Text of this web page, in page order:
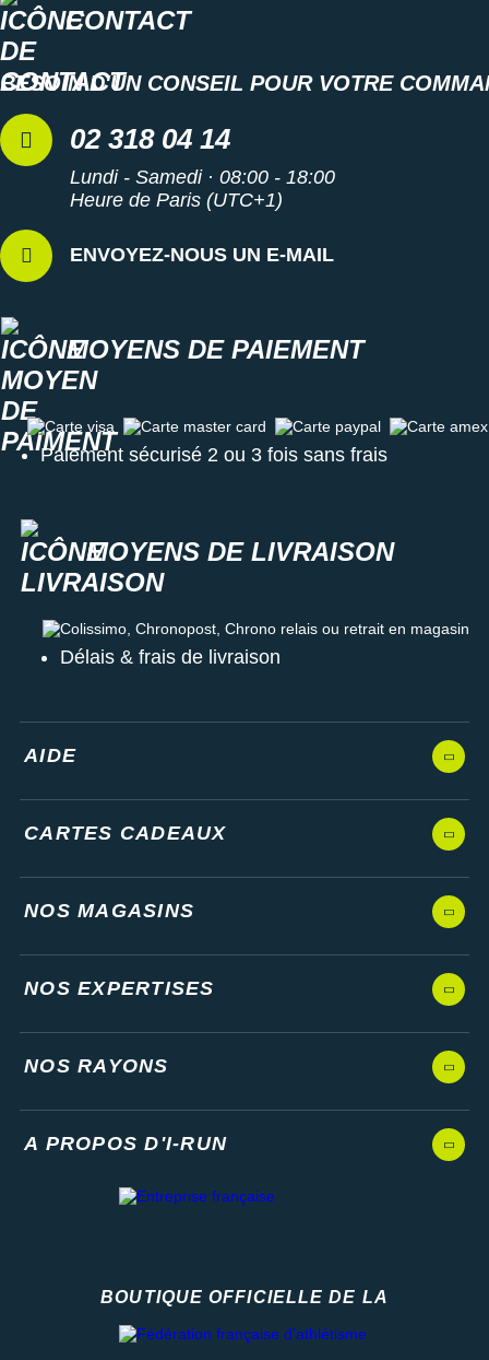
CONTACT
BESOIN D'UN CONSEIL POUR VOTRE
02 318 04 14
Lundi - Samedi · 08:00 - 18:00
Heure de Paris (UTC+1)
ENVOYEZ-NOUS UN E-MAIL
MOYENS DE PAIEMENT
Carte visa Carte master card Carte paypal Carte amex
Paiement sécurisé 2 ou 3 fois sans frais
MOYENS DE LIVRAISON
Colissimo, Chronopost, Chrono relais ou retrait en magasin
Délais & frais de livraison
AIDE
CARTES CADEAUX
NOS MAGASINS
NOS EXPERTISES
NOS RAYONS
A PROPOS D'I-RUN
BOUTIQUE OFFICIELLE DE LA